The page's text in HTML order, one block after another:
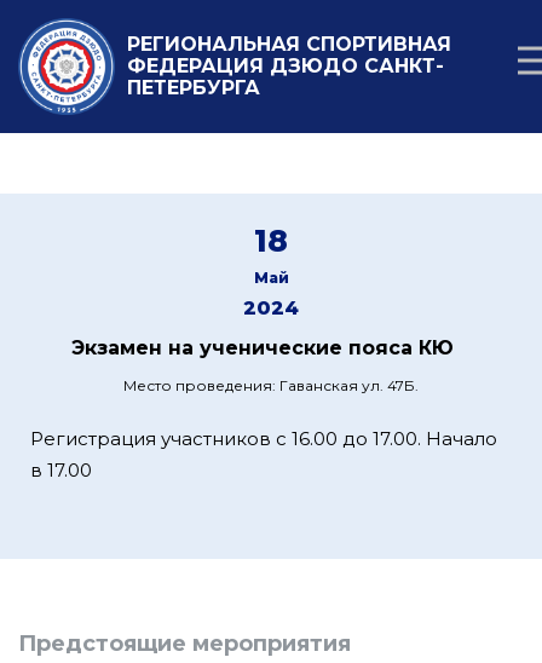
РЕГИОНАЛЬНАЯ СПОРТИВНАЯ
ФЕДЕРАЦИЯ ДЗЮДО САНКТ-
ПЕТЕРБУРГА
18
Май
2024
Экзамен на ученические пояса КЮ
Место проведения: Гаванская ул. 47Б.
Регистрация участников с 16.00 до 17.00. Начало
в 17.00
Предстоящие мероприятия